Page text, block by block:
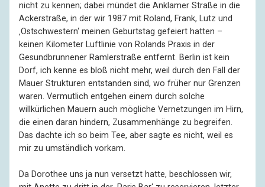
nicht zu kennen; dabei mündet die Anklamer Straße in die
Ackerstraße, in der wir 1987 mit Roland, Frank, Lutz und
‚Ostschwestern‘ meinen Geburtstag gefeiert hatten –
keinen Kilometer Luftlinie von Rolands Praxis in der
Gesundbrunnener Ramlerstraße entfernt. Berlin ist kein
Dorf, ich kenne es bloß nicht mehr, weil durch den Fall der
Mauer Strukturen entstanden sind, wo früher nur Grenzen
waren. Vermutlich entgehen einem durch solche
willkürlichen Mauern auch mögliche Vernetzungen im Hirn,
die einen daran hindern, Zusammenhänge zu begreifen.
Das dachte ich so beim Tee, aber sagte es nicht, weil es
mir zu umständlich vorkam.
Da Dorothee uns ja nun versetzt hatte, beschlossen wir,